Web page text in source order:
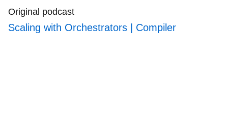
Original podcast
Scaling with Orchestrators | Compiler